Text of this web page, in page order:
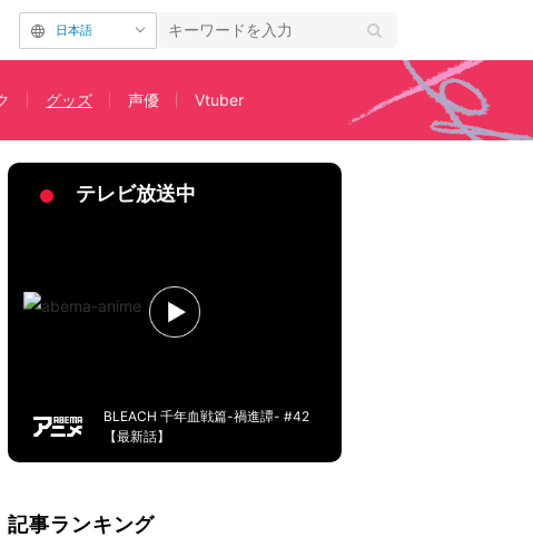
日本語
グッズ 声優 Vtuber
プン
テレビ放送中
BLEACH 千年血戦篇-禍進譚- #42
【最新話】
記事ランキング